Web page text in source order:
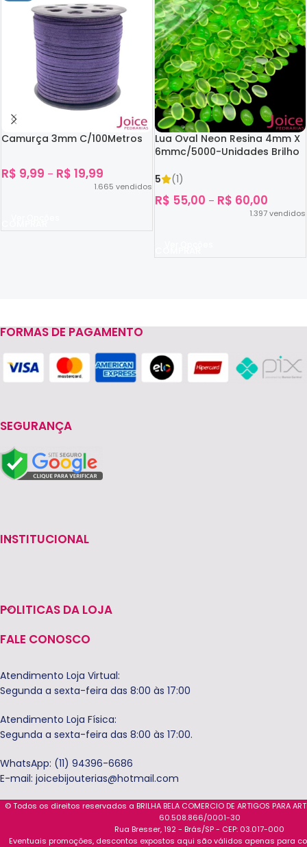
Camurça 3mm C/100Metros
R$ 9,99 – R$ 19,99
1.665 vendidos
Lua Oval Neon Resina 4mm X
6mmc/5000-Unidades Brilho
5
(1)
R$ 55,00 – R$ 60,00
1.397vendidos
Read more
FORMAS DE PAGAMENTO
SEGURANÇA
INSTITUCIONAL
POLITICAS DA LOJA
FALE CONOSCO
Atendimento Loja Virtual:
Segunda a sexta-feira das 8:00 às 17:00
Atendimento Loja Física:
Segunda a sexta-feira das 8:00 às 17:00.
WhatsApp: (11) 94396-6686
E-mail: joicebijouterias@hotmail.com
© Todos os direitos reservados a BRILHA BELA COMERCIO DE ARTIGOS PARA
60.508.866/0001-30
Rua Bresser, 192 - Brás/SP - CEP: 03.017-000
Eventuais promoções, descontos expostos aqui são válidos apenas para